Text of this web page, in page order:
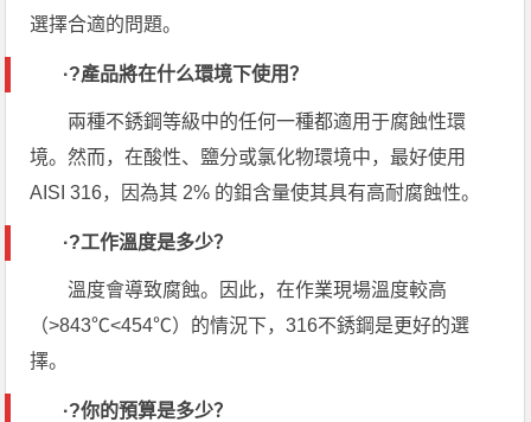
選擇合適的問題。
·?產品將在什么環境下使用？
兩種不銹鋼等級中的任何一種都適用于腐蝕性環
境。然而，在酸性、鹽分或氯化物環境中，最好使用
AISI 316，因為其 2% 的鉬含量使其具有高耐腐蝕性。
·?工作溫度是多少？
溫度會導致腐蝕。因此，在作業現場溫度較高
（>843℃<454℃）的情況下，316不銹鋼是更好的選
擇。
·?你的預算是多少？